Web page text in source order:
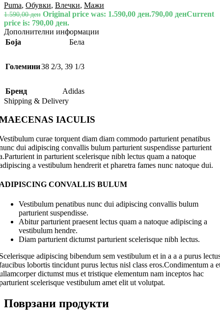
Puma, Обувки, Влечки, Мажи
1.590,00ден Original price was: 1.590,00 ден.790,00 денCurrent
price is: 790,00 ден.
Дополнителни информации
Боја
Бела
Големини38 2/3, 39 1/3
Бренд
Adidas
Shipping & Delivery
IACULIS
curae torquent diam diam commodo parturient penatibus
dui adipiscing convallis bulum parturient suspendisse parturient
in parturient scelerisque nibh lectus quam a natoque
a vestibulum hendrerit et pharetra fames nunc natoque dui.
CONVALLIS BULUM
Vestibulum penatibus nunc dui adipiscing convallis bulum
parturient suspendisse.
Abitur parturient praesent lectus quam a natoque adipiscing a
vestibulum hendre.
Diam parturient dictumst parturient scelerisque nibh lectus.
adipiscing bibendum sem vestibulum et in a a a purus
lobortis tincidunt purus lectus nisl class eros.Condimentum a
dictumst mus et tristique elementum nam inceptos hac
scelerisque vestibulum amet elit ut volutpat.
Поврзани продукти